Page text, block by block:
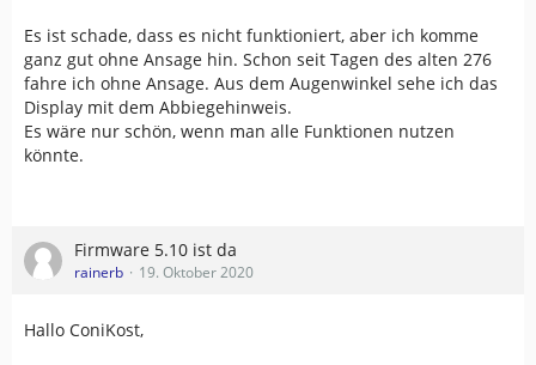
Es ist schade, dass es nicht funktioniert, aber ich komme
ganz gut ohne Ansage hin. Schon seit Tagen des alten 276
fahre ich ohne Ansage. Aus dem Augenwinkel sehe ich das
Display mit dem Abbiegehinweis.
Es wäre nur schön, wenn man alle Funktionen nutzen
könnte.
Firmware 5.10 ist da
rainerb 19. Oktober 2020
Hallo ConiKost,